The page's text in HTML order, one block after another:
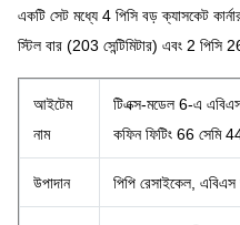
একটি সেট মধ্যে 4 পিসি বড় ক্যাসকেট
স্টিল বার (203 সেন্টিমিটার) এবং 2 পিসি
আইটেম
নাম
টিএক্স-মডেল 6-এ
কফিন ফিটিং 66 সেমি
উপাদান পিপি রেসাইকেল, এবিএস